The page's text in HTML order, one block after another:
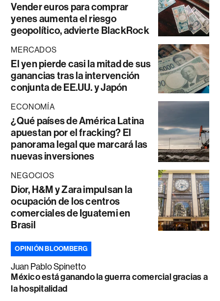
Vender euros para comprar
yenes aumenta el riesgo
geopolítico, advierte BlackRock
MERCADOS
El yen pierde casi la mitad de sus
ganancias tras la intervención
conjunta de EE.UU. y Japón
ECONOMÍA
¿Qué países de América Latina
apuestan por el fracking? El
panorama legal que marcará las
nuevas inversiones
NEGOCIOS
Dior, H&M y Zara impulsan la
ocupación de los centros
comerciales de Iguatemi en
Brasil
OPINIÓN BLOOMBERG
Juan Pablo Spinetto
México está ganando la guerra comercial gracias a
la hospitalidad